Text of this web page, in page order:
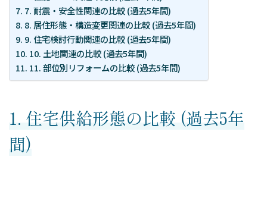
採用情報
お問い合わせ
資料請求申し込み
スポット診断お申込み
Column
7. 耐震・安全性関連の比較 (過去5年間)
8. 居住形態・構造変更関連の比較 (過去5年間)
9. 住宅検討行動関連の比較 (過去5年間)
10. 土地関連の比較 (過去5年間)
11. 部位別リフォームの比較 (過去5年間)
1. 住宅供給形態の比較 (過去5年
間)